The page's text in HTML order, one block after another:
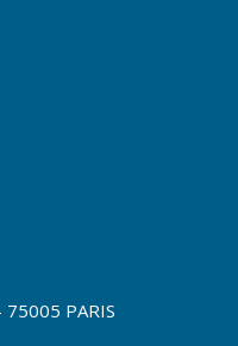
75005 PARIS